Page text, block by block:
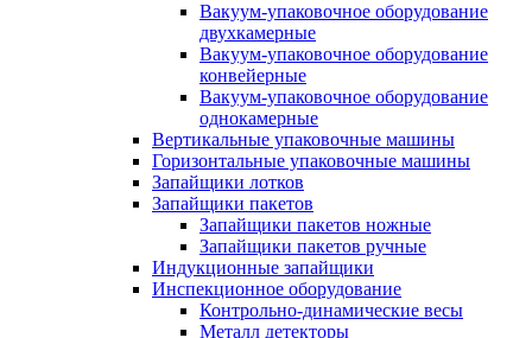
Вакуум-упаковочное оборудование
двухкамерные
Вакуум-упаковочное оборудование
конвейерные
Вакуум-упаковочное оборудование
однокамерные
Вертикальные упаковочные машины
Горизонтальные упаковочные машины
Запайщики лотков
Запайщики пакетов
Запайщики пакетов ножные
Запайщики пакетов ручные
Индукционные запайщики
Инспекционное оборудование
Контрольно-динамические весы
Металл детекторы